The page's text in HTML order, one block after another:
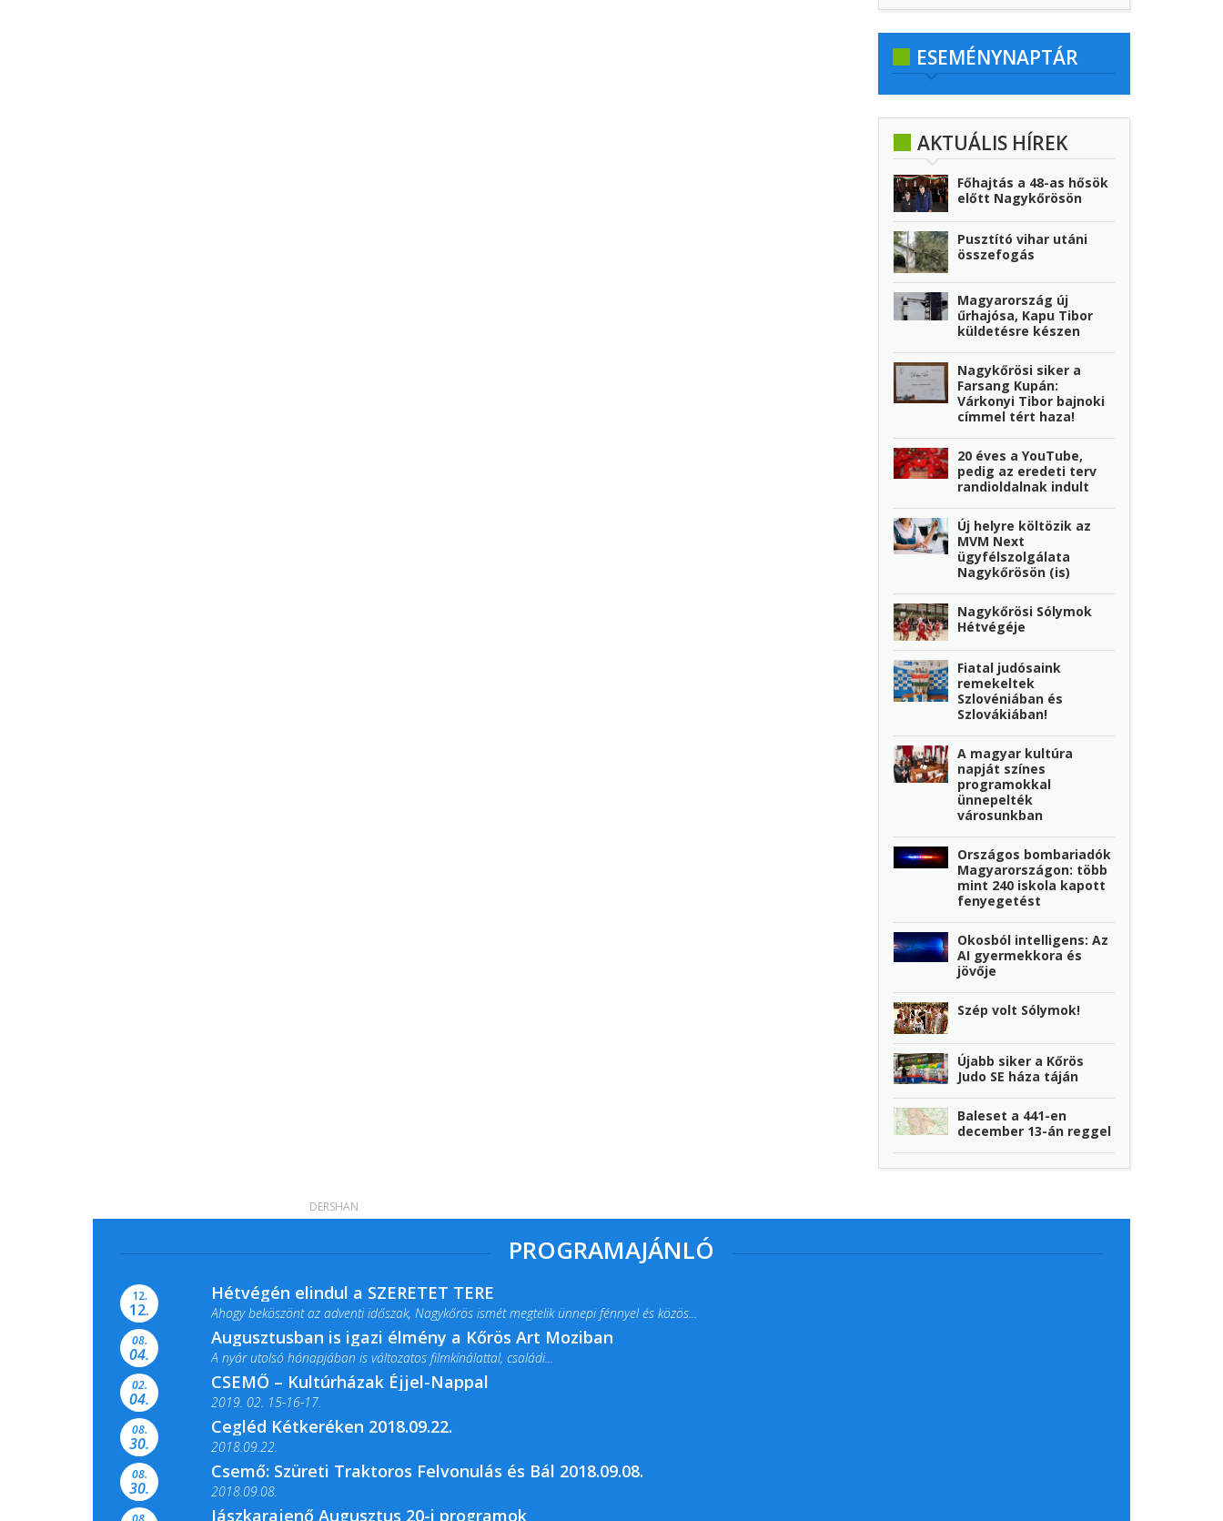
ESEMÉNYNAPTÁR
AKTUÁLIS HÍREK
Főhajtás a 48-as hősök
előtt Nagykőrösön
Pusztító vihar utáni
összefogás
Magyarország új
űrhajósa, Kapu Tibor
küldetésre készen
Nagykőrösi siker a
Farsang Kupán:
Várkonyi Tibor bajnoki
címmel tért haza!
20 éves a YouTube,
pedig az eredeti terv
randioldalnak indult
Új helyre költözik az
MVM Next
ügyfélszolgálata
Nagykőrösön (is)
Nagykőrösi Sólymok
Hétvégéje
Fiatal judósaink
remekeltek
Szlovéniában és
Szlovákiában!
A magyar kultúra
napját színes
programokkal
ünnepelték
városunkban
Országos bombariadók
Magyarországon: több
mint 240 iskola kapott
fenyegetést
Okosból intelligens: Az
AI gyermekkora és
jövője
Szép volt Sólymok!
Újabb siker a Kőrös
Judo SE háza táján
Baleset a 441-en
december 13-án reggel
PROGRAMAJÁNLÓ
12.
12.
Hétvégén elindul a SZERETET TERE
Ahogy beköszönt az adventi időszak, Nagykőrös ismét megtelik ünnepi fénnyel és közös...
08.
04.
Augusztusban is igazi élmény a Kőrös Art Moziban
A nyár utolsó hónapjában is változatos filmkínálattal, családi...
02.
04.
CSEMŐ – Kultúrházak Éjjel-Nappal
2019. 02. 15-16-17.
Színes és tartalmas programokkal várja a Csemői Községi Könyvtár és...
08.
30.
Cegléd Kétkeréken 2018.09.22.
2018.09.22.
08.
30.
Csemő: Szüreti Traktoros Felvonulás és Bál 2018.09.08.
2018.09.08.
Jászkarajenő Augusztus 20-i programok
DERSHAN